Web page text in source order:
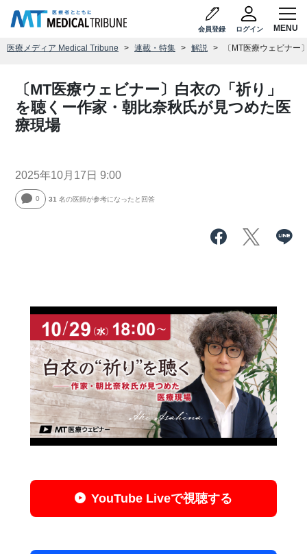
会員登録 ログイン
医療メディア Medical Tribune 連載・特集 解説 〔MT医療ウェビナ
〔MT医療ウェビナー〕白衣の「祈り」
を聴くー作家・朝比奈秋氏が見つめた医
療現場
2025年10月17日 9:00
0 31 名の医師が参考になったと回答
YouTube Liveで視聴する